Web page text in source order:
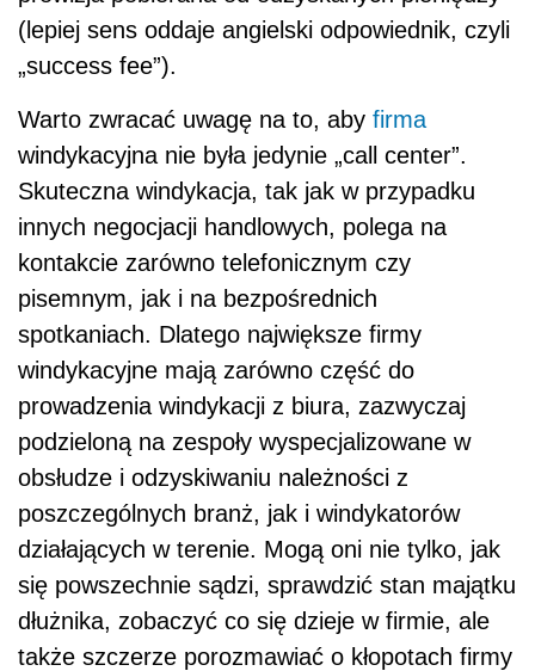
(lepiej sens oddaje angielski odpowiednik, czyli
„success fee”).
Warto zwracać uwagę na to, aby firma
windykacyjna nie była jedynie „call center”.
Skuteczna windykacja, tak jak w przypadku
innych negocjacji handlowych, polega na
kontakcie zarówno telefonicznym czy
pisemnym, jak i na bezpośrednich
spotkaniach. Dlatego największe firmy
windykacyjne mają zarówno część do
prowadzenia windykacji z biura, zazwyczaj
podzieloną na zespoły wyspecjalizowane w
obsłudze i odzyskiwaniu należności z
poszczególnych branż, jak i windykatorów
działających w terenie. Mogą oni nie tylko, jak
się powszechnie sądzi, sprawdzić stan majątku
dłużnika, zobaczyć co się dzieje w firmie, ale
także szczerze porozmawiać o kłopotach firmy